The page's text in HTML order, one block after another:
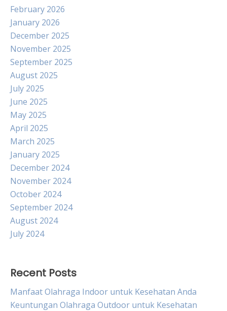
February 2026
January 2026
December 2025
November 2025
September 2025
August 2025
July 2025
June 2025
May 2025
April 2025
March 2025
January 2025
December 2024
November 2024
October 2024
September 2024
August 2024
July 2024
Recent Posts
Manfaat Olahraga Indoor untuk Kesehatan Anda
Keuntungan Olahraga Outdoor untuk Kesehatan